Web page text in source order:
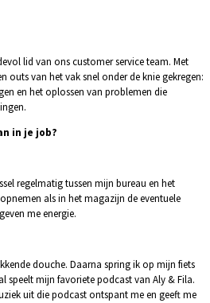
lid van ons customer service team. Met
outs van het vak snel onder de knie gekregen:
en het oplossen van problemen die
in je job?
regelmatig tussen mijn bureau en het
als in het magazijn de eventuele
me energie.
douche. Daarna spring ik op mijn fiets
speelt mijn favoriete podcast van Aly & Fila.
uit die podcast ontspant me en geeft me